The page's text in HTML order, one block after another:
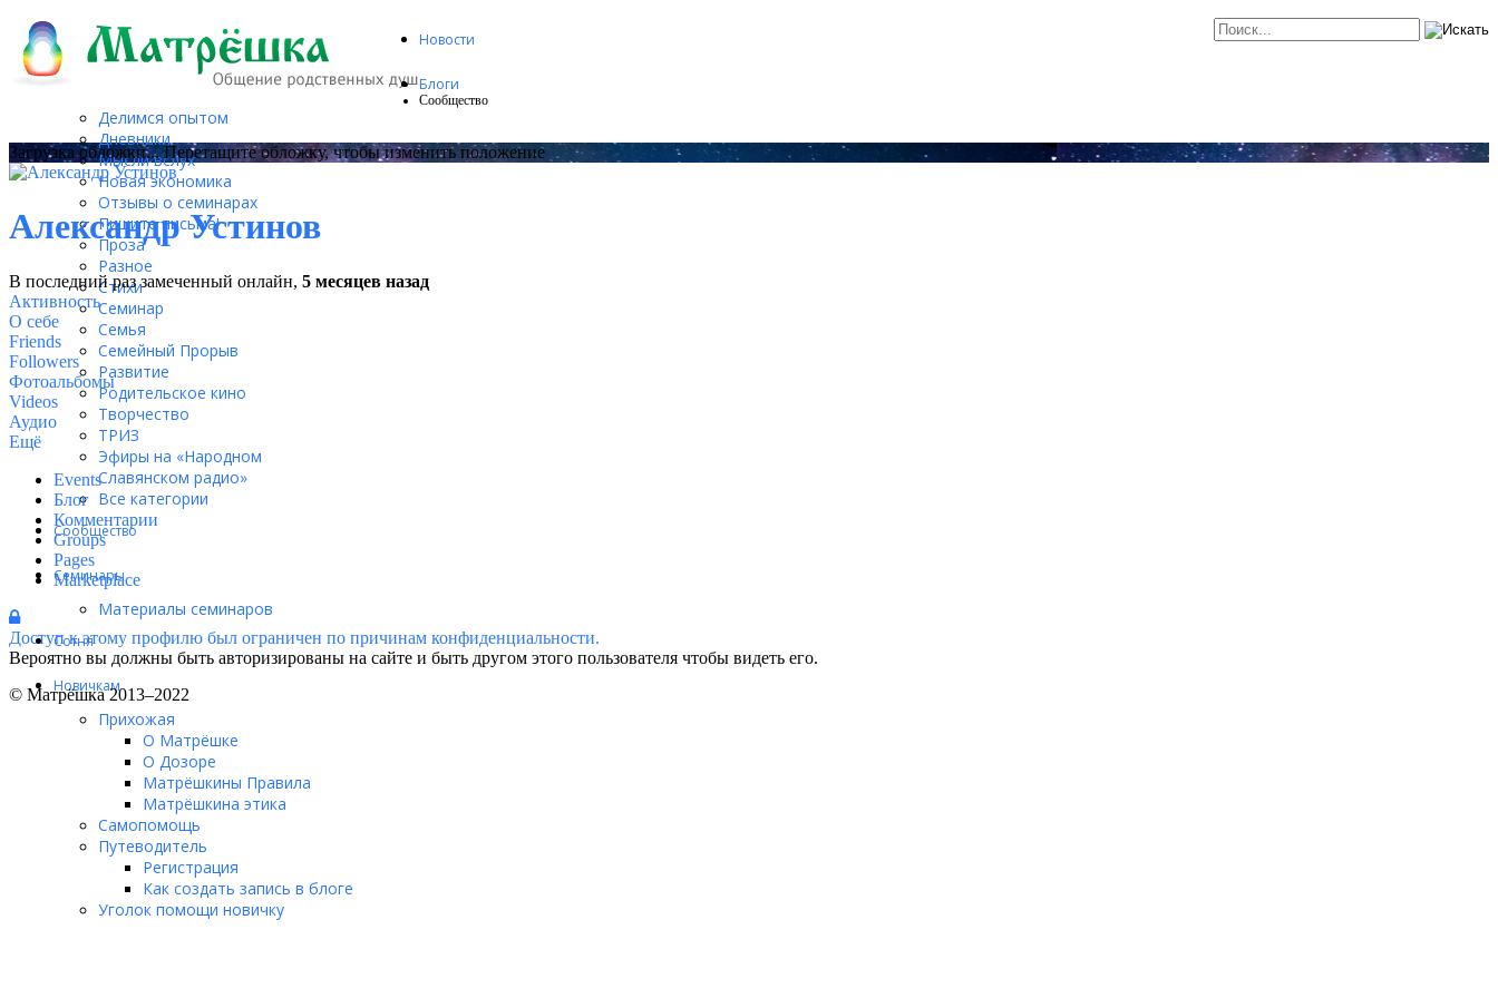
Новости
Блоги
Делимся опытом
Дневники
Мысли вслух
Новая экономика
Отзывы о семинарах
Пишите письма!
Проза
Разное
Стихи
Семинар
Семья
Семейный Прорыв
Развитие
Родительское кино
Творчество
ТРИЗ
Эфиры на «Народном
Славянском радио»
Все категории
Сообщество
Семинары
Материалы семинаров
Сотня
Новичкам
Прихожая
О Матрёшке
О Дозоре
Матрёшкины Правила
Матрёшкина этика
Самопомощь
Путеводитель
Регистрация
Как создать запись в блоге
Уголок помощи новичку
Сообщество
Загрузка обложки... Перетащите обложку, чтобы изменить положение
Александр Устинов
В последний раз замеченный онлайн, 5 месяцев назад
Активность
О себе
Friends
Followers
Фотоальбомы
Videos
Аудио
Ещё
Events
Блог
Комментарии
Groups
Pages
Marketplace
Доступ к этому профилю был ограничен по причинам конфиденциальности.
Вероятно вы должны быть авторизированы на сайте и быть другом этого пользователя чтобы видеть его.
© Матрёшка 2013–2022